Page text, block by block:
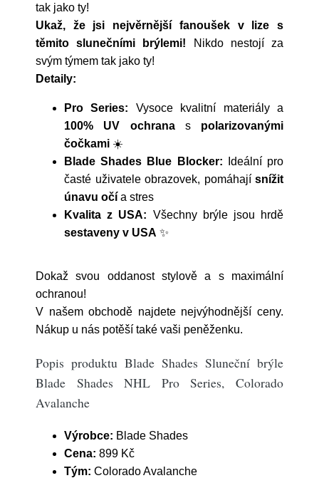
tak jako ty!
Ukaž, že jsi nejvěrnější fanoušek v lize s
těmito slunečními brýlemi! Nikdo nestojí za
svým týmem tak jako ty!
Detaily:
Pro Series: Vysoce kvalitní materiály a
100% UV ochranas polarizovanými
čočkami ☀️
Blade Shades Blue Blocker: Ideální pro
časté uživatele obrazovek, pomáhají snížit
únavu očí a stres
Kvalita z USA: Všechny brýle jsou hrdě
sestaveny v USA ✨
Dokaž svou oddanost stylově a s maximální
ochranou!
V našem obchodě najdete nejvýhodnější ceny.
Nákup u nás potěší také vaši peněženku.
Popis produktu Blade Shades Sluneční brýle
Blade Shades NHL Pro Series, Colorado
Avalanche
Výrobce: Blade Shades
Cena: 899 Kč
Tým: Colorado Avalanche